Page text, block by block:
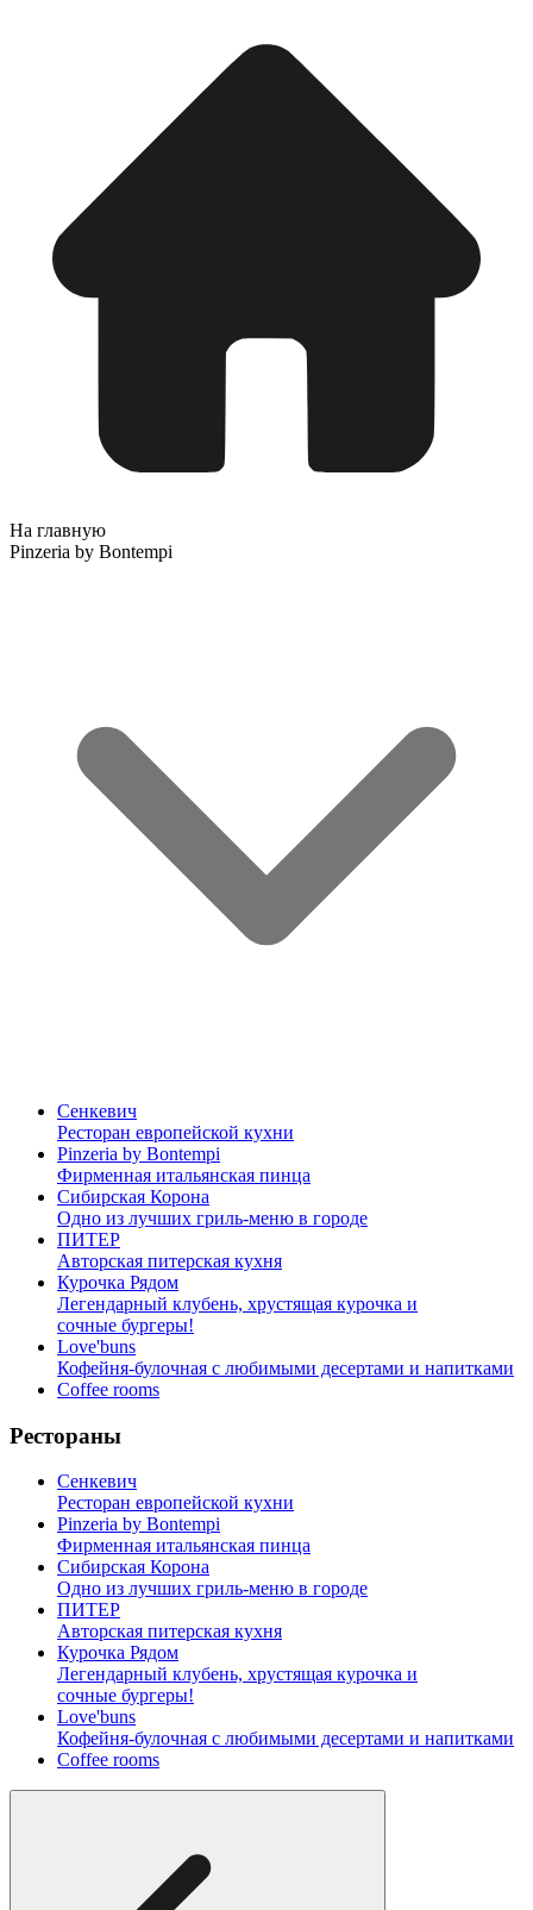
На главную
Pinzeria by Bontempi
Сенкевич
Ресторан европейской кухни
Pinzeria by Bontempi
Фирменная итальянская пинца
Сибирская Корона
Одно из лучших гриль-меню в городе
ПИТЕР
Авторская питерская кухня
Курочка Рядом
Легендарный клубень, хрустящая курочка и
сочные бургеры!
Love'buns
Кофейня-булочная с любимыми десертами и напитками
Coffee rooms
Рестораны
Сенкевич
Ресторан европейской кухни
Pinzeria by Bontempi
Фирменная итальянская пинца
Сибирская Корона
Одно из лучших гриль-меню в городе
ПИТЕР
Авторская питерская кухня
Курочка Рядом
Легендарный клубень, хрустящая курочка и
сочные бургеры!
Love'buns
Кофейня-булочная с любимыми десертами и напитками
Coffee rooms